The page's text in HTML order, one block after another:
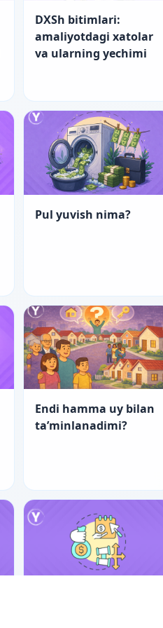
DXSh bitimlari:
amaliyotdagi xatolar
va ularning yechimi
Pul yuvish nima?
Endi hamma uy bilan
ta’minlanadimi?